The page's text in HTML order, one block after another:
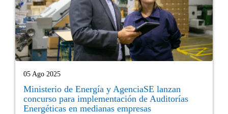
05 Ago 2025
Ministerio de Energía y AgenciaSE lanzan
concurso para implementación de Auditorías
Energéticas en medianas empresas